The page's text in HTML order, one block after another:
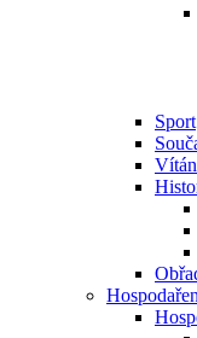
Sport